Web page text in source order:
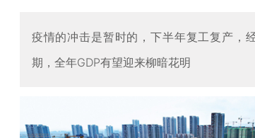
疫情的冲击是暂时的，下半年复工复产，
期，全年GDP有望迎来柳暗花明